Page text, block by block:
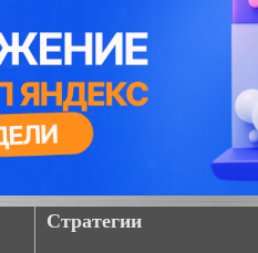
Стратегии